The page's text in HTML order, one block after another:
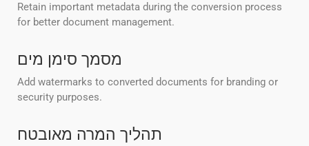
Retain important metadata during the conversion process
for better document management.
מסמך סימן מים
Add watermarks to converted documents for branding or
security purposes.
תהליך המרה מאובטח